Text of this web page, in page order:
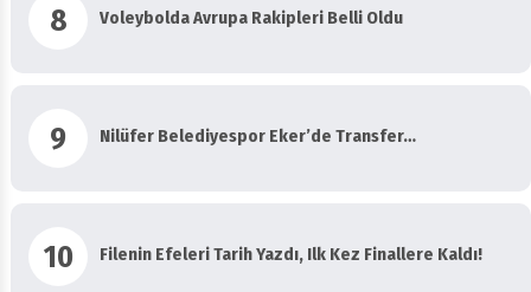
8 Voleybolda Avrupa Rakipleri Belli Oldu
9 Nilüfer Belediyespor Eker’de Transfer…
10 Filenin Efeleri Tarih Yazdı, Ilk Kez Finallere Kaldı!